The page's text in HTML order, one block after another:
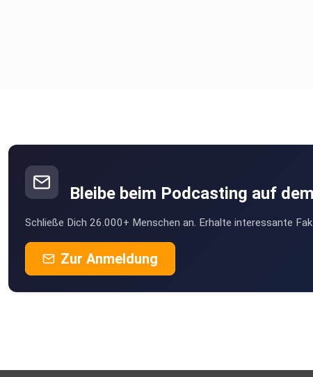
Bleibe beim Podcasting auf
Schließe Dich 26.000+ Menschen an. Erhalte interessante
Zur Anmeldung